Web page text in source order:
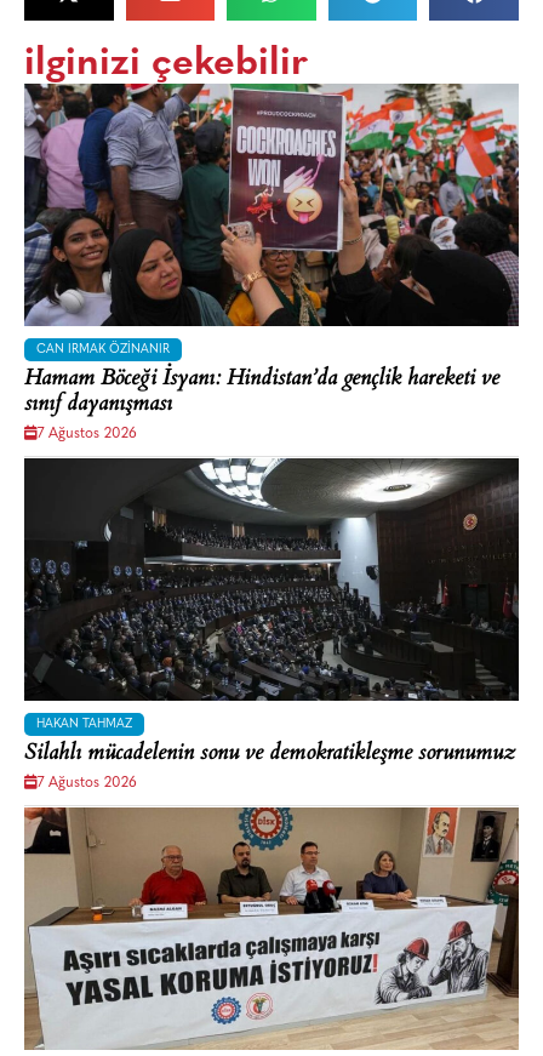
ilginizi çekebilir
CAN IRMAK ÖZINANIR
Hamam Böceği İsyanı: Hindistan’da gençlik hareketi ve
sınıf dayanışması
7 Ağustos 2026
HAKAN TAHMAZ
Silahlı mücadelenin sonu ve demokratikleşme sorunumuz
7 Ağustos 2026